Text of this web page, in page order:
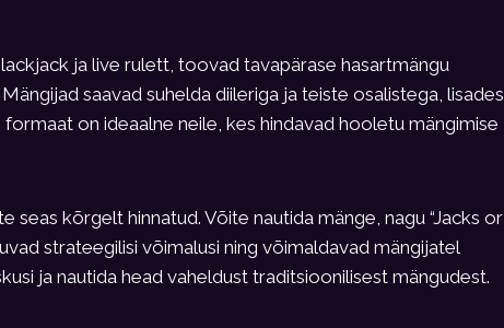
ja live rulett, toovad tavapärase hasartmängu
saavad suhelda diileriga ja teiste osalistega, lisades
on ideaalne neile, kes hindavad hooletu mängimise
seas kõrgelt hinnatud. Võite nautida mänge, nagu “Jacks or
strateegilisi võimalusi ning võimaldavad mängijatel
ja nautida head vaheldust traditsioonilisest mängudest.